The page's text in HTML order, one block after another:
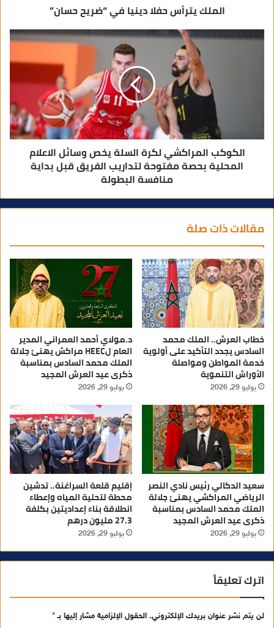
الملك يترأس حفلا دينيا في “ضريح حسان”
الكوكب المراكشي لكرة السلة يخص وسائل الاعلام
المحلية بحصة مفتوحة لتداريب الفريق قبل بداية
منافسة البطولة
مقالات ذات صلة
خطاب العرش.. الملك محمد
السادس يجدد التأكيد على أولوية
خدمة المواطن ومواصلة
الأوراش التنموية
يوليو 29, 2026
د.مولاي أحمد العمراني المدير
العام لHEEC مراكش يهنئ جلالة
الملك محمد السادس بمناسبة
ذكرى عيد العرش المجيد
يوليو 29, 2026
سعيد الدكالي رئيس نادي النصر
الرياضي المراكشي يهنئ جلالة
الملك محمد السادس بمناسبة
ذكرى عيد العرش المجيد
يوليو 29, 2026
إقليم قلعة السراغنة.. تدشين
محطة لتحلية المياه وإعطاء
انطلاقة بناء إعداديتين بكلفة
27.3 مليون درهم
يوليو 29, 2026
اترك تعليقاً
لن يتم نشر عنوان بريدك الإلكتروني. الحقول الإلزامية مشار إليها بـ*